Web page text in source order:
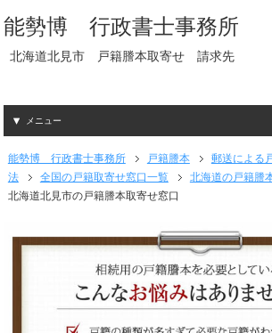
能勢博 行政書士事務所
北海道北見市 戸籍謄本取寄せ 請求先
メニュー
能勢博 行政書士事務所 戸籍謄本
郵送による
法
全国の戸籍取寄せ窓口一覧
北海道の戸籍謄
北海道北見市の戸籍謄本取寄せ窓口